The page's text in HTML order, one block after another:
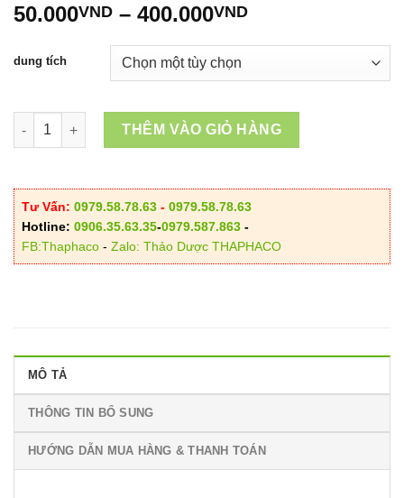
50.000VND – 400.000VNDKhoảng
50.000VND
400.000VND
dung tích
Tinh Dầu Cam số lượng
THÊM VÀO GIỎ HÀNG
Tư Vấn: 0979.58.78.63 - 0979.58.78.63
Hotline: 0906.35.63.35-0979.587.863 -
FB:Thaphaco - Zalo: Thảo Dược THAPHACO
MÔ TẢ
THÔNG TIN BỔ SUNG
HƯỚNG DẪN MUA HÀNG & THANH TOÁN